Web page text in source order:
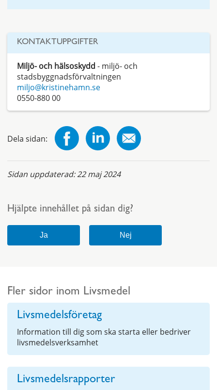
KONTAKTUPPGIFTER
Miljö- och hälsoskydd - miljö- och
stadsbyggnadsförvaltningen
miljo@kristinehamn.se
0550-880 00
Dela sidan:
Sidan uppdaterad:22 maj 2024
Hjälpte innehållet på sidan dig?
Fler sidor inom Livsmedel
Livsmedelsföretag
Information till dig som ska starta eller bedriver
livsmedelsverksamhet
Livsmedelsrapporter